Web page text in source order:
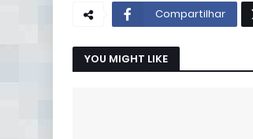
Compartilhar
YOU MIGHT LIKE